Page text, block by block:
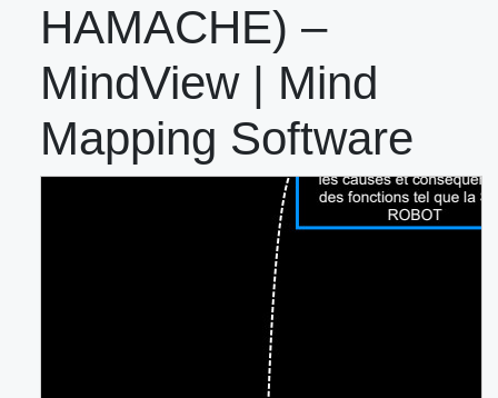
HAMACHE) –
MindView | Mind
Mapping Software